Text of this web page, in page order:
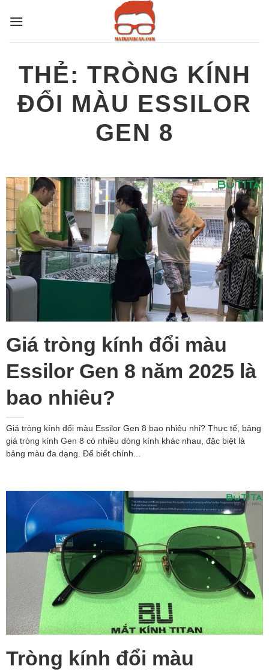
qua
THẺ: TRÒNG KÍNH
ĐỔI MÀU ESSILOR
GEN 8
Giá tròng kính đổi màu
Essilor Gen 8 năm 2025 là
bao nhiêu?
Giá tròng kính đổi màu Essilor Gen 8 bao nhiêu nhỉ? Thực tế, bảng
giá tròng kính Gen 8 có nhiều dòng kính khác nhau, đặc biệt là
bảng màu đa dạng. Để biết chính...
Tròng kính đổi màu